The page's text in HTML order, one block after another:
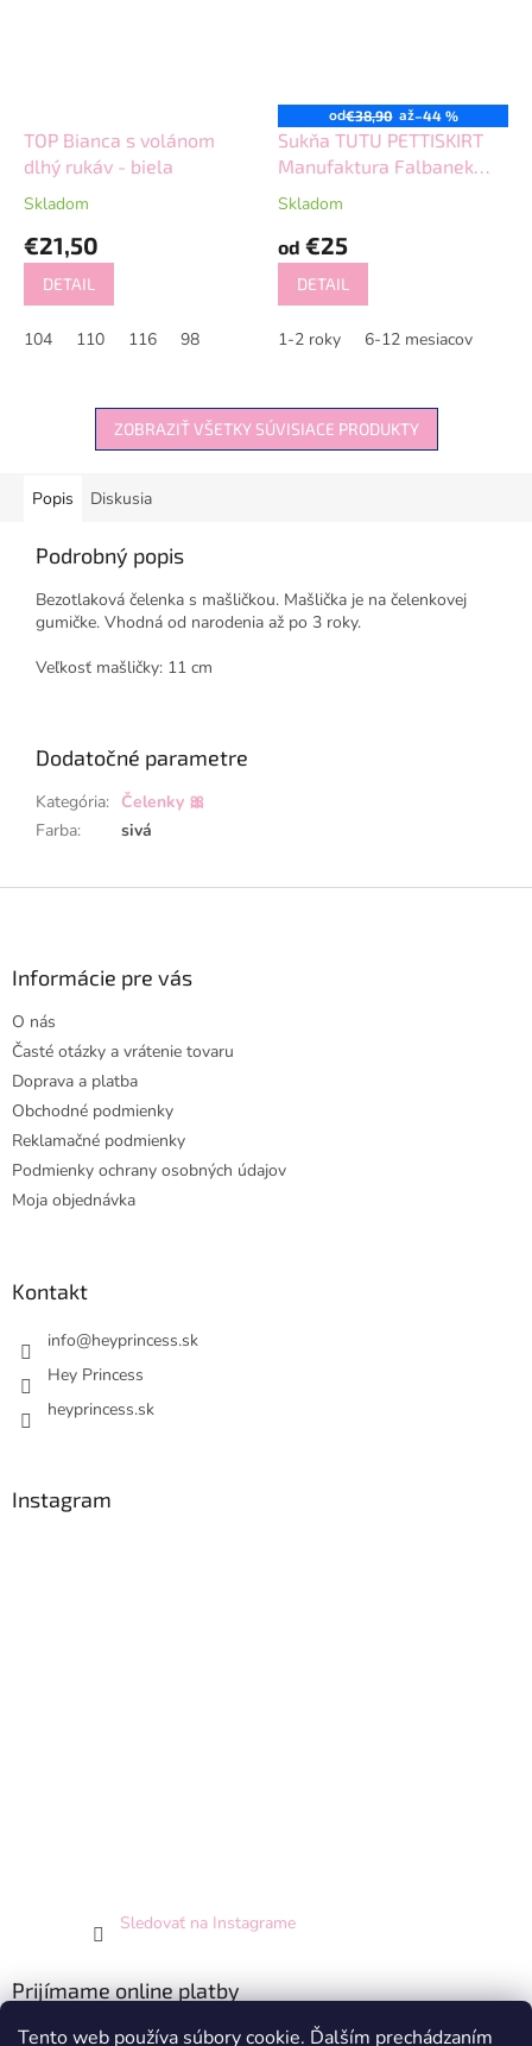
Tento web používa súbory cookie. Ďalším prechádzaním
TOP Bianca s volánom
dlhý rukáv - biela
Skladom
€21,50
DETAIL
104 110 116 98
od€38,90 až–44 %
Sukňa TUTU PETTISKIRT
Manufaktura Falbanek
Skladom
od €25
DETAIL
1-2 roky 6-12 mesiacov
ZOBRAZIŤ VŠETKY SÚVISIACE PRODUKTY
Popis Diskusia
Podrobný popis
Bezotlaková čelenka s mašličkou. Mašlička je na čelenkovej
gumičke. Vhodná od narodenia až po 3 roky.
Veľkosť mašličky: 11 cm
Dodatočné parametre
Kategória: Čelenky 🎀
Farba: sivá
Informácie pre vás
O nás
Časté otázky a vrátenie tovaru
Doprava a platba
Obchodné podmienky
Reklamačné podmienky
Podmienky ochrany osobných údajov
Moja objednávka
Kontakt
info@heyprincess.sk
Hey Princess
heyprincess.sk
Instagram
Sledovať na Instagrame
Prijímame online platby